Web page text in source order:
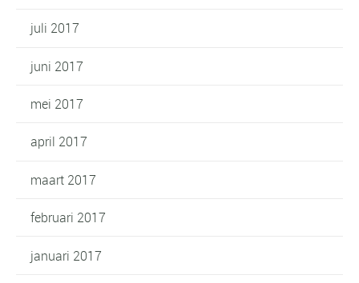
juli 2017
juni 2017
mei 2017
april 2017
maart 2017
februari 2017
januari 2017